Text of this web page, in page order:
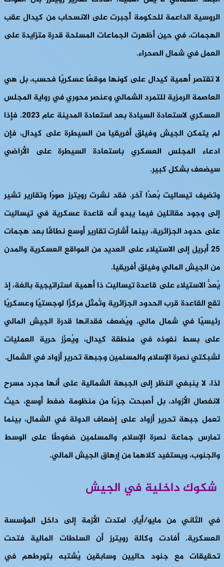
الروسية الداعمة للحكومة أُجبرت على الانسحاب من كيدال عقب
الهجمات، في حين أظهرت الجماعات المسلحة قدرة متزايدة على
العمل في شمال الصحراء.
لا تقتصر أهمية كيدال على كونها موقعًا عسكريًا فحسب، بل هي
العاصمة الرمزية للتمرد الشمالي وعنصر محوري في رواية المجلس
العسكري لاستعادة السيادة بعد استعادة المدينة عام ٢٠٢٣. فإذا
لم يتمكن الجيش وفيلق أفريقيا من السيطرة على كيدال، فإن
ادعاء المجلس العسكري باستعادة السيطرة على الأراضي
سيضعف بشكل كبير.
وتضيف تيساليت بُعدًا آخر. فقد نشرت رويترز صورًا وتقارير تشير
إلى وجود مقاتلين فيما يبدو أنه قاعدة عسكرية في تيساليت
على حدود الجزائرية، بينما أشارت تقارير أوسع نطاقًا بعد هجمات
٢٥ أبريل إلى الاستيلاء على العديد من المواقع العسكرية والمدن
من الجيش المالي وفيلق أفريقيا.
يُعدُّ الاستيلاء على قاعدة تيساليت ذا أهمية استراتيجية بالغة، إذ
تقع القاعدة قرب الحدود الجزائرية وتُمثّل مركزًا لوجستيًا وعسكريًا
رئيسيًا في شمال مالي. ويُضعف فقدانها قدرة الجيش المالي
على بسط نفوذه في منطقة كيدال، ويُعزّز حرية العمليات
لشبكتي نصرة الإسلام والمسلمين وجبهة تحرير أزواد في الشمال.
لذا، لا ينبغي النظر إلى الجبهة الشمالية على أنها مجرد مسرح
لانفصال الأزواد، بل أصبحت جزءًا من منظومة ضغط أوسع، حيث
تعمل جبهة تحرير أزواد على إضعاف الدولة في الشمال، بينما
تمارس جماعة نصرة الإسلام والمسلمين ضغوطًا على الوسط
والجنوب، ويستفيد كلاهما من إرهاق الجيش المالي.
شكوك داخلية في الجيش
في الثاني من مايو/أيار، امتدت الأزمة إلى داخل المؤسسة
العسكرية. أفادت وكالة رويترز أن السلطات المالية فتحت
تحقيقات مع جنود حاليين وسابقين يُشتبه بتورطهم في